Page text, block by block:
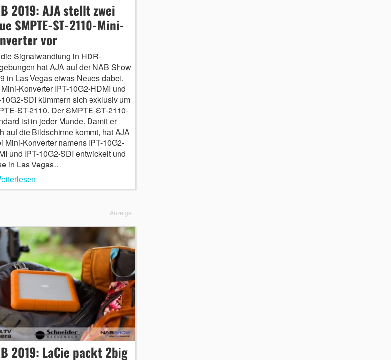
2019: AJA stellt zwei
SMPTE-ST-2110-Mini-
vor
Signalwandlung in HDR-
hat AJA auf der NAB Show
in Las Vegas etwas Neues dabei.
Konverter IPT-10G2-HDMI und
10G2-SDI kümmern sich exklusiv um
ST-2110. Der SMPTE-ST-2110-
ist in jeder Munde. Damit er
auf die Bildschirme kommt, hat AJA
Mini-Konverter namens IPT-10G2-
und IPT-10G2-SDI entwickelt und
in Las Vegas…
Anzeige
2019: LaCie packt 2big